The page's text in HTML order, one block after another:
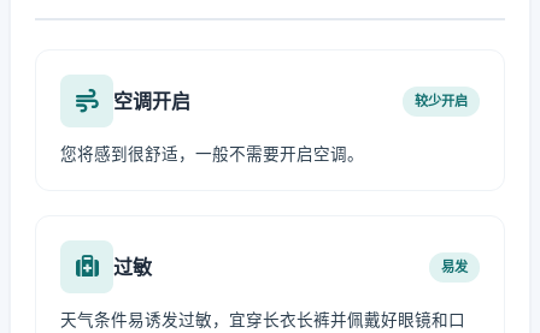
空调开启 较少开启
您将感到很舒适，一般不需要开启空调。
过敏 易发
天气条件易诱发过敏，宜穿长衣长裤并佩戴好眼镜和口